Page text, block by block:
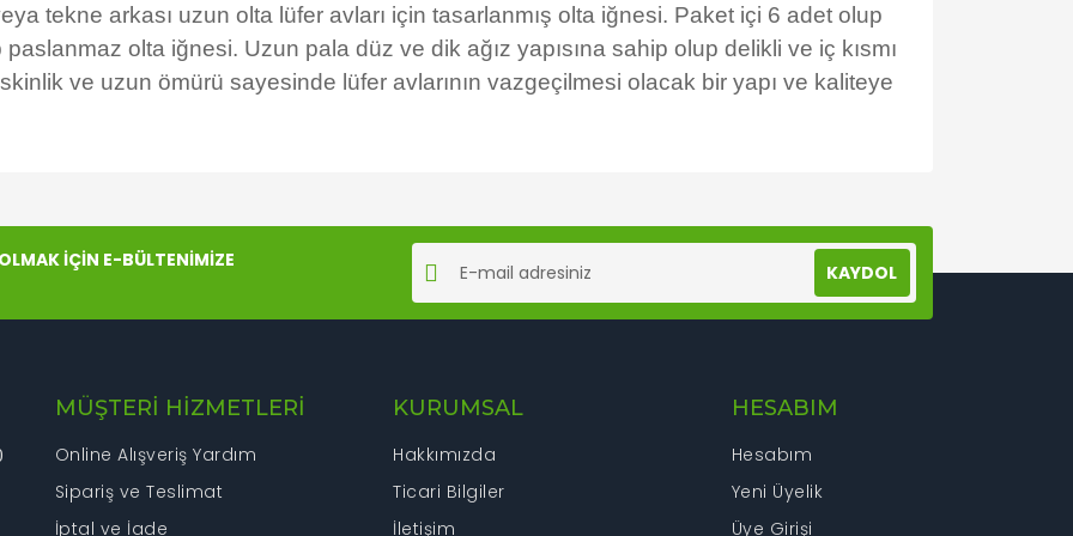
tekne arkası uzun olta lüfer avları için tasarlanmış olta iğnesi. Paket içi 6 adet olup
olta iğnesi. Uzun pala düz ve dik ağız yapısına sahip olup delikli ve iç kısmı
ve uzun ömürü sayesinde lüfer avlarının vazgeçilmesi olacak bir yapı ve kaliteye
İÇİN E-BÜLTENİMİZE
KAYDOL
MÜŞTERİ HİZMETLERİ
Online Alışveriş Yardım
Sipariş ve Teslimat
İptal ve İade
KURUMSAL
Hakkımızda
Ticari Bilgiler
İletişim
HESABIM
Hesabım
Yeni Üyelik
Üye Girişi